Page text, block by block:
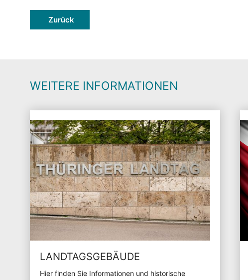
Zurück
WEITERE INFORMATIONEN
LANDTAGSGEBÄUDE
Hier finden Sie Informationen und historische